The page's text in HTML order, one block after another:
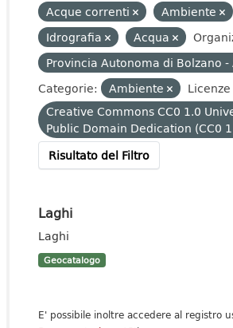
Acque correnti
Ambiente
Idrografia
Acqua
Provincia Autonoma di Bolzano -
Categorie:
Ambiente
Creative Commons CC0 1.0
Public Domain Dedication (CC0
Risultato del Filtro
Laghi
Laghi
Geocatalogo
E' possibile inoltre accedere al registro